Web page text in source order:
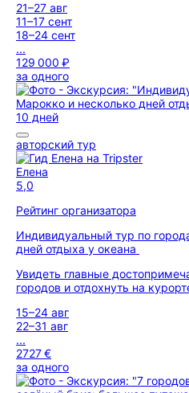
21–27 авг
11–17 сент
18–24 сент
...
129 000 ₽
за одного
10 дней
авторский тур
Елена
5,0
Рейтинг организатора
Индивидуальный тур по
дней отдыха у океана
Увидеть главные
городов и отдохнуть на
15–24 авг
22–31 авг
...
2727 €
за одного